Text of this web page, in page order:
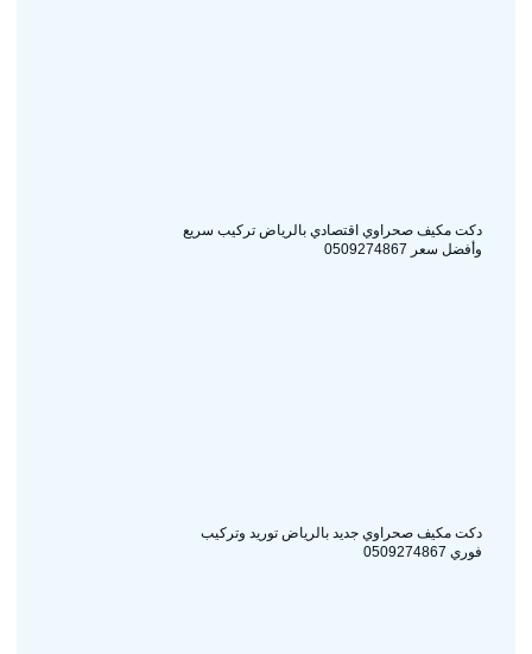
دكت مكيف صحراوي اقتصادي بالرياض تركيب سريع
وأفضل سعر 0509274867
دكت مكيف صحراوي جديد بالرياض توريد وتركيب
فوري 0509274867